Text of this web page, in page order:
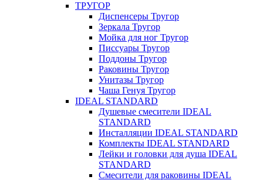
ТРУГОР
Диспенсеры Тругор
Зеркала Тругор
Мойка для ног Тругор
Писсуары Тругор
Поддоны Тругор
Раковины Тругор
Унитазы Тругор
Чаша Генуя Тругор
IDEAL STANDARD
Душевые смесители IDEAL
STANDARD
Инсталляции IDEAL STANDARD
Комплекты IDEAL STANDARD
Лейки и головки для душа IDEAL
STANDARD
Смесители для раковины IDEAL